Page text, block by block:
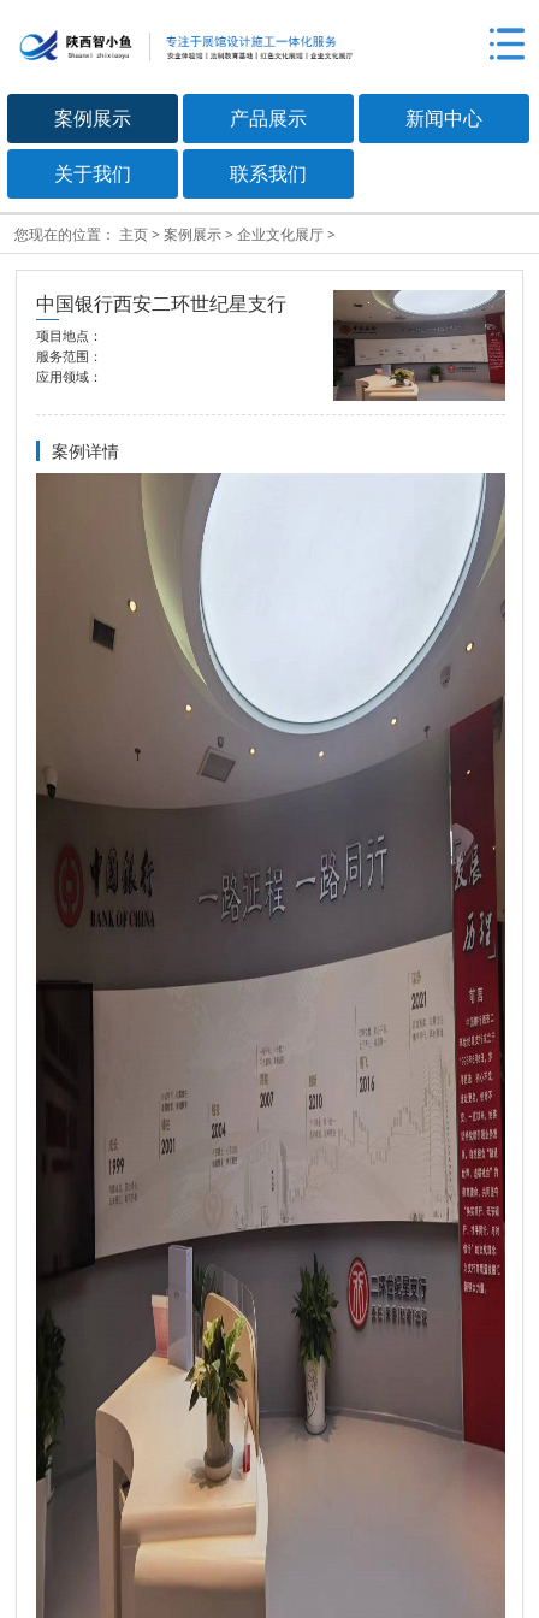
案例展示 产品展示 新闻中心
关于我们 联系我们
您现在的位置： 主页> 案例展示> 企业文化展厅>
中国银行西安二环世纪星支行
项目地点：
服务范围：
应用领域：
案例详情